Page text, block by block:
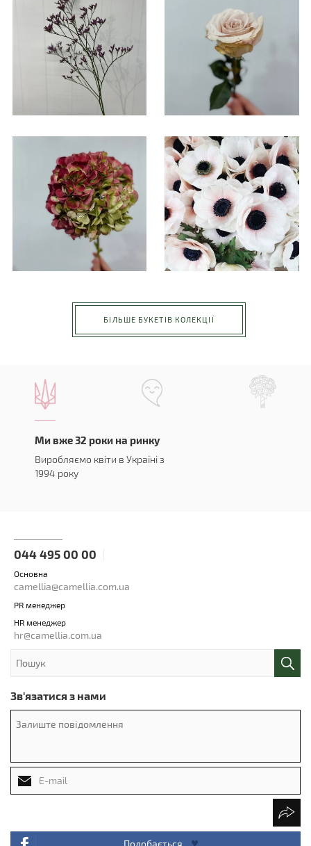
БІЛЬШЕ БУКЕТІВ КОЛЕКЦІЇ
Ми вже 32 роки на ринку
Виробляємо квіти в Україні з
1994 року
044 495 00 00
Основна
camellia@camellia.com.ua
PR менеджер
HR менеджер
hr@camellia.com.ua
Зв'язатися з нами
Подобається